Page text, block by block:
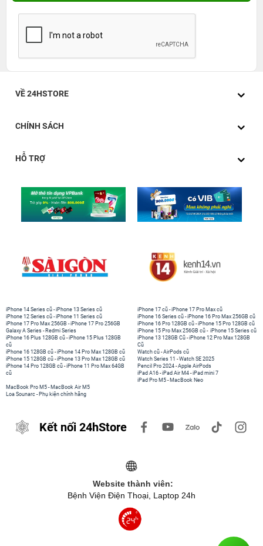
VỀ 24HSTORE
CHÍNH SÁCH
HỖ TRỢ
iPhone 14 Series cũ -iPhone 13 Series cũ
iPhone 12 Series cũ -iPhone 11 Series cũ
iPhone 17 Pro Max 256GB -iPhone 17 Pro 256GB
Galaxy A Series - Redmi Series
iPhone 17 cũ -iPhone 17 Pro Max cũ
iPhone 16 Series cũ - iPhone 16 Pro Max 256GB cũ
iPhone 16 Pro 128GB cũ -iPhone 15 Pro 128GB cũ
iPhone 15 Pro Max 256GB cũ - iPhone 15 Series cũ
iPhone 16 Plus 128GB cũ -iPhone 15 Plus 128GB
cũ
iPhone 16 128GB cũ -iPhone 14 Pro Max 128GB cũ
iPhone 15 128GB cũ -iPhone 13 Pro Max 128GB cũ
iPhone 14 Pro 128GB cũ -iPhone 11 Pro Max 64GB
cũ
iPhone 13 128GB Cũ -iPhone 12 Pro Max 128GB
Cũ
Watch cũ -AirPods cũ
Watch Series 11 -Watch SE 2025
Pencil Pro 2024 -Apple AirPods
iPad A16 -iPad Air M4 -iPad mini 7
iPad Pro M5 - MacBook Neo
MacBook Pro M5 - MacBook Air M5
Loa Sounarc - Phụ kiện chính hãng
Kết nối 24hStore
Website thành viên:
Bệnh Viện Điện Thoại, Laptop 24h